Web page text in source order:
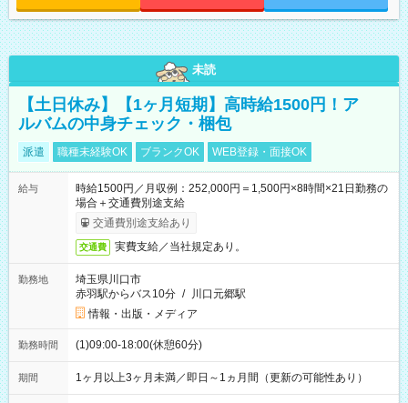
未読
【土日休み】【1ヶ月短期】高時給1500円！ア
ルバムの中身チェック・梱包
派遣 職種未経験OK ブランクOK WEB登録・面接OK
給与
時給1500円／月収例：252,000円＝1,500円×8時間×21日勤務の
場合＋交通費別途支給
交通費別途支給あり
交通費 実費支給／当社規定あり。
勤務地
埼玉県川口市
赤羽駅からバス10分 / 川口元郷駅
情報・出版・メディア
勤務時間 (1)09:00-18:00(休憩60分)
期間 1ヶ月以上3ヶ月未満／即日～1ヵ月間（更新の可能性あり）